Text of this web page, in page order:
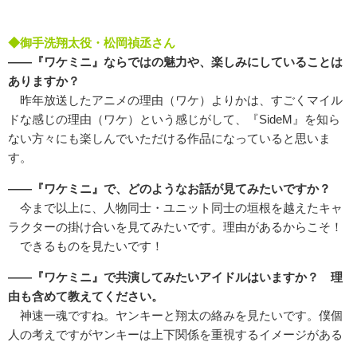
◆御手洗翔太役・松岡禎丞さん
――『ワケミニ』ならではの魅力や、楽しみにしていることは
ありますか？
昨年放送したアニメの理由（ワケ）よりかは、すごくマイル
ドな感じの理由（ワケ）という感じがして、『SideM』を知ら
ない方々にも楽しんでいただける作品になっていると思いま
す。
――『ワケミニ』で、どのようなお話が見てみたいですか？
今まで以上に、人物同士・ユニット同士の垣根を越えたキャ
ラクターの掛け合いを見てみたいです。理由があるからこそ！
できるものを見たいです！
――『ワケミニ』で共演してみたいアイドルはいますか？ 理
由も含めて教えてください。
神速一魂ですね。ヤンキーと翔太の絡みを見たいです。僕個
人の考えですがヤンキーは上下関係を重視するイメージがある